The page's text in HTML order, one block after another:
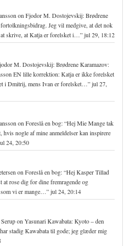
on Fjodor M. Dostojevskij: Brødrene
Jeg vil medgive, at det nok
skrive, at Katja er forelsket i…”jul 29, 18:12
M. Dostojevskij: Brødrene Karamazov:
EN lille korrektion: Katja er ikke forelsket
i Dmitrij, mens Ivan er forelsket…”jul 27,
on Foreslå en bog: “Hej Mie Mange tak
nogle af mine anmeldelser kan inspirere
24, 20:50
on Foreslå en bog: “Hej Kasper Tillad
at rose dig for dine fremragende og
vi er mange…”jul 24, 20:14
on Yasunari Kawabata: Kyoto – den
stadig Kawabata til gode; jeg glæder mig